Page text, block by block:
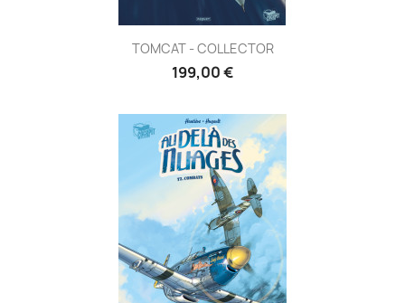
TOMCAT - COLLECTOR
199,00 €